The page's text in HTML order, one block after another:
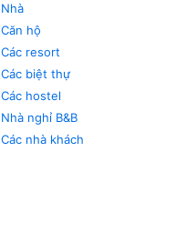
Nhà
Căn hộ
Các resort
Các biệt thự
Các hostel
Nhà nghỉ B&B
Các nhà khách